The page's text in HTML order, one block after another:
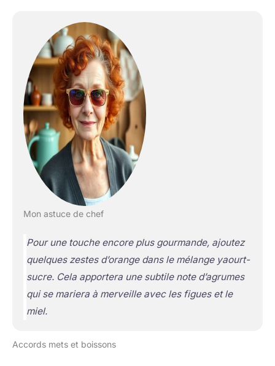
Mon astuce de chef
Pour une touche encore plus gourmande, ajoutez
quelques zestes d’orange dans le mélange yaourt-
sucre. Cela apportera une subtile note d’agrumes
qui se mariera à merveille avec les figues et le
miel.
Accords mets et boissons